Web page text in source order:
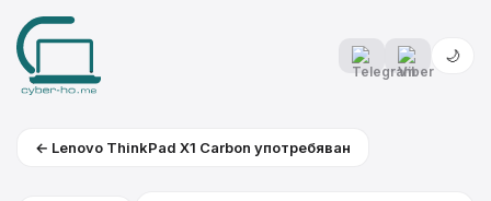
🌙
← Lenovo ThinkPad X1 Carbon употребяван